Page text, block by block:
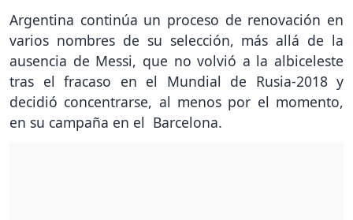
Argentina continúa un proceso de renovación en
varios nombres de su selección, más allá de la
ausencia de Messi, que no volvió a la albiceleste
tras el fracaso en el Mundial de Rusia-2018 y
decidió concentrarse, al menos por el momento,
en su campaña en el Barcelona.